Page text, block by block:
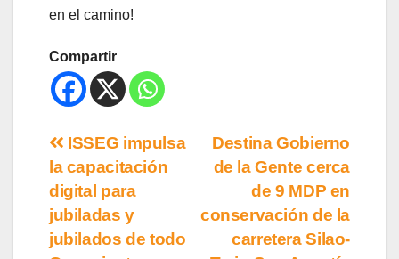
en el camino!
Compartir
Destina Gobierno
de la Gente cerca
de 9 MDP en
conservación de la
carretera Silao-
ISSEG impulsa
la capacitación
digital para
jubiladas y
jubilados de todo